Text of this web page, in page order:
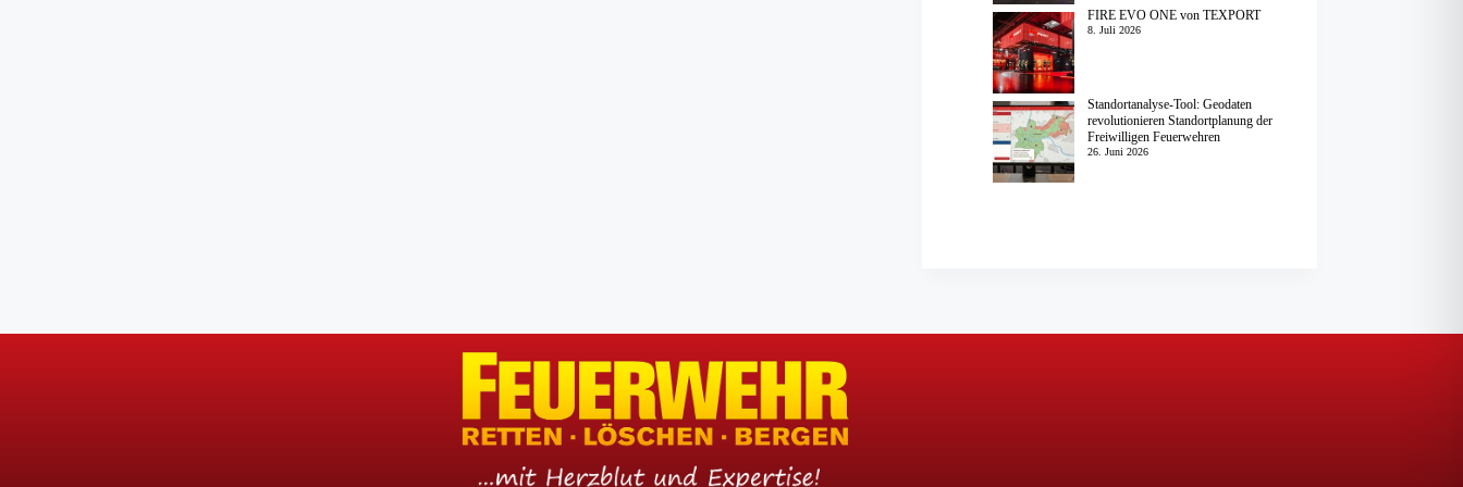
FIRE EVO ONE von TEXPORT
8. Juli 2026
Standortanalyse-Tool: Geodaten
revolutionieren Standortplanung der
Freiwilligen Feuerwehren
26. Juni 2026